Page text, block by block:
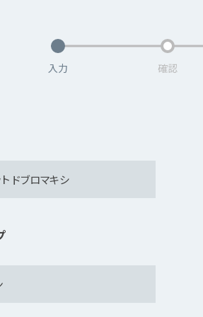
入力 確認